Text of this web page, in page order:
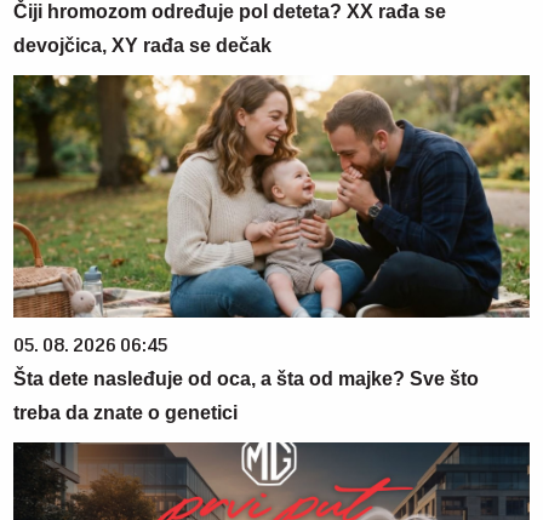
Čiji hromozom određuje pol deteta? XX rađa se
devojčica, XY rađa se dečak
05. 08. 2026 06:45
Šta dete nasleđuje od oca, a šta od majke? Sve što
treba da znate o genetici